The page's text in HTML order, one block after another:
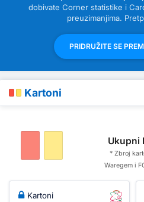
dobivate Corner statistike i
preuzimanjima.
PRIDRUŽITE SE
Kartoni
Ukupni
* Zbroj
Waregem i
Kartoni